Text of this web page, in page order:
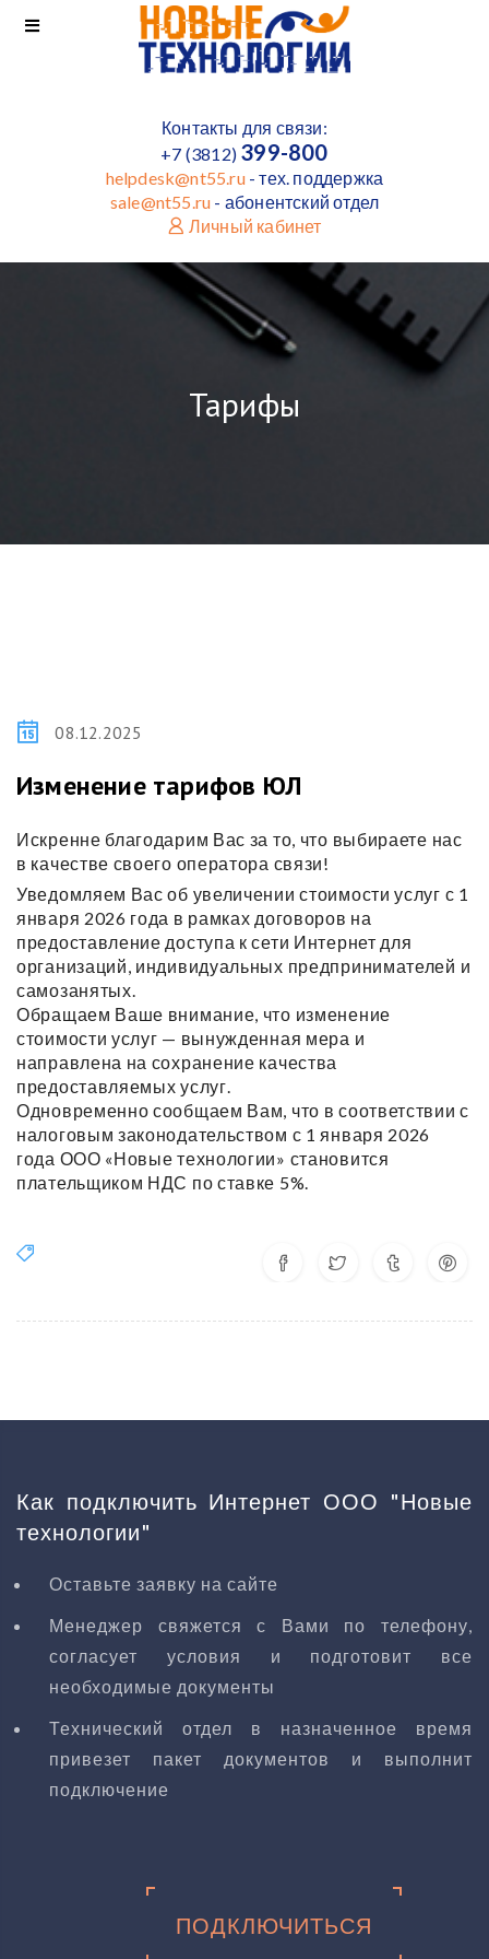
Контакты для связи:
+7 (3812) 399-800
helpdesk@nt55.ru- тех. поддержка
sale@nt55.ru - абонентский отдел
Личный кабинет
Тарифы
08.12.2025
Изменение тарифов ЮЛ
Искренне благодарим Вас за то, что выбираете нас
в качестве своего оператора связи!
Уведомляем Вас об увеличении стоимости услуг с 1
января 2026 года в рамках договоров на
предоставление доступа к сети Интернет для
организаций, индивидуальных предпринимателей и
самозанятых.
Обращаем Ваше внимание, что изменение
стоимости услуг — вынужденная мера и
направлена на сохранение качества
предоставляемых услуг.
Одновременно сообщаем Вам, что в соответствии с
налоговым законодательством с 1 января 2026
года ООО «Новые технологии» становится
плательщиком НДС по ставке 5%.
Как подключить Интернет ООО "Новые
технологии"
Оставьте заявку на сайте
Менеджер свяжется с Вами по телефону,
согласует условия и подготовит все
необходимые документы
Технический отдел в назначенное время
привезет пакет документов и выполнит
подключение
ПОДКЛЮЧИТЬСЯ